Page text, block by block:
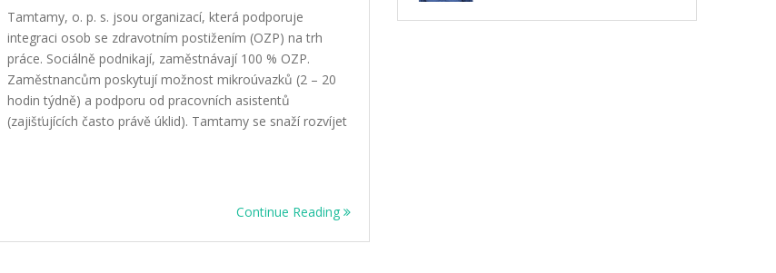
Tamtamy, o. p. s. jsou organizací, která podporuje
integraci osob se zdravotním postižením (OZP) na trh
práce. Sociálně podnikají, zaměstnávají 100 % OZP.
Zaměstnancům poskytují možnost mikroúvazků (2 – 20
hodin týdně) a podporu od pracovních asistentů
(zajišťujících často právě úklid). Tamtamy se snaží rozvíjet
Continue Reading